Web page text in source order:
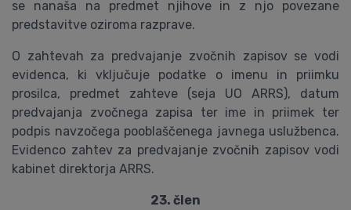
se nanaša na predmet njihove in z njo povezane
predstavitve oziroma razprave.
O zahtevah za predvajanje zvočnih zapisov se vodi
evidenca, ki vključuje podatke o imenu in priimku
prosilca, predmet zahteve (seja UO ARRS), datum
predvajanja zvočnega zapisa ter ime in priimek ter
podpis navzočega pooblaščenega javnega uslužbenca.
Evidenco zahtev za predvajanje zvočnih zapisov vodi
kabinet direktorja ARRS.
23. člen